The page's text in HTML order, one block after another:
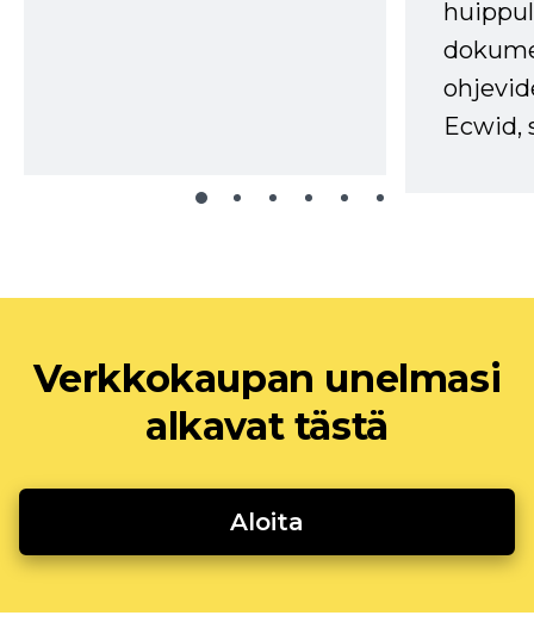
Ecwid,
Verkkokaupan unelmasi
alkavat tästä
Aloita